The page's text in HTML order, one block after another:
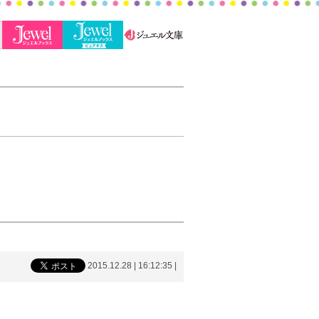
2015.12.28 | 16:12:35